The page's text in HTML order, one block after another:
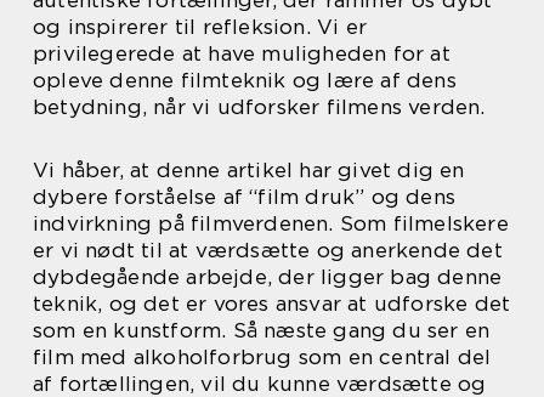
og inspirerer til refleksion. Vi er
privilegerede at have muligheden for at
opleve denne filmteknik og lære af dens
betydning, når vi udforsker filmens verden.
Vi håber, at denne artikel har givet dig en
dybere forståelse af “film druk” og dens
indvirkning på filmverdenen. Som filmelskere
er vi nødt til at værdsætte og anerkende det
dybdegående arbejde, der ligger bag denne
teknik, og det er vores ansvar at udforske det
som en kunstform. Så næste gang du ser en
film med alkoholforbrug som en central del
af fortællingen, vil du kunne værdsætte og